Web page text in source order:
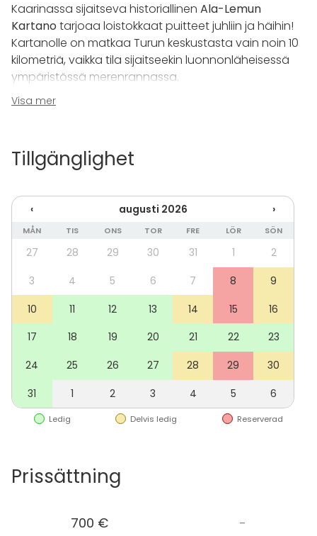
Kaarinassa sijaitseva historiallinen Ala-Lemun
Kartano tarjoaa loistokkaat puitteet juhliin ja häihin!
Kartanolle on matkaa Turun keskustasta vain noin 10
kilometriä, vaikka tila sijaitseekin luonnonläheisessä
ympäristössä merenrannassa.
Kartanon sisätilat huokuvat arvokkuutta ja
kesällä myös tilava piha-alue on käytössä.
Piha-alueelta löytyy laatoitettu terassi, puutarha ja
rantasauna. Puutarha onkin ollut suosittu etenkin
häissä. Rantaan on kartanolta matkaa vain 200
metriä.
Kartanolla on myös majoitustilaa noin 50 henkilölle.
Lämpimästi tervetuloa!
profiili!
Visa mer
Tillgänglighet
‹ augusti 2026 ›
MÅN TIS ONS TOR FRE LÖR SÖN
27 28 29 30 31 1
2
3
4 5 6 7 8
9
10
11 12 13 14 15
16
17
18 19 20 21 22
23
24
25 26 27 28 29
30
31
1 2 3 4 5 6
Ledig Delvis ledig Reserverad
Prissättning
700 € -